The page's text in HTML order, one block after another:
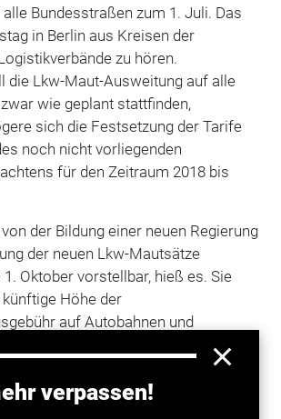
verpassen!
Bundesstraßen zum 1. Juli. Das
in Berlin aus Kreisen der
zu hören.
die Lkw-Maut-Ausweitung auf alle
wie geplant stattfinden,
sich die Festsetzung der Tarife
noch nicht vorliegenden
für den Zeitraum 2018 bis
der Bildung einer neuen Regierung
der neuen Lkw-Mautsätze
Oktober vorstellbar, hieß es. Sie
Höhe der
auf Autobahnen und
Kosten bei deren Berechnung
Derzeit gehen die Verbände